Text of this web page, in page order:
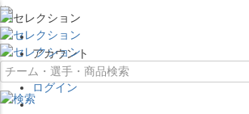
×
アカウント
ログイン